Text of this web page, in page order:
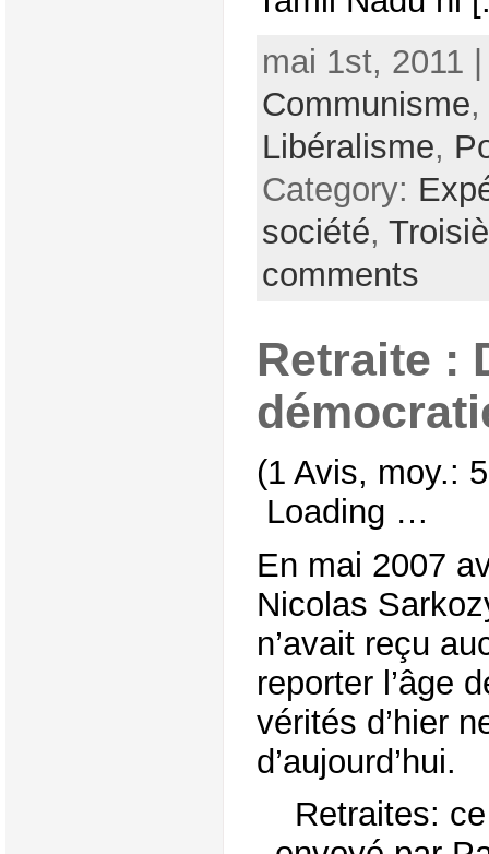
mai 1st, 2011
Communisme,
Libéralisme,
Category:
société,
comments
Retraite :
(1 Avis, moy.:
Loading …
En mai 2007
Nicolas
n’avait reçu
reporter l’âge
vérités d’hier
d’aujourd’hui.
Retraites: